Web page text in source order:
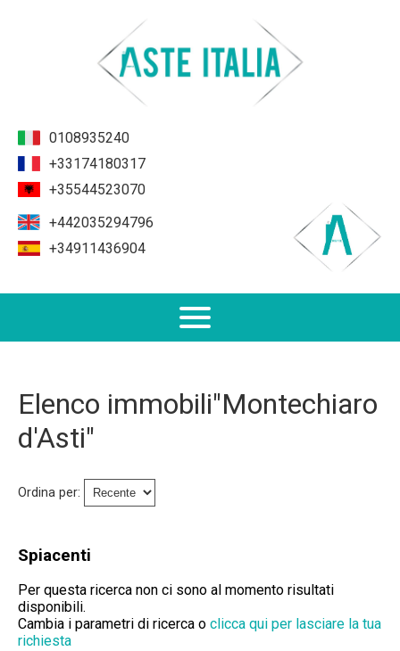
0108935240
+33174180317
+35544523070
+442035294796
+34911436904
Immobili Preasta
Immobili All'asta
Chi Siamo
Servizi
Contatti
Elenco immobili"Montechiaro
d'Asti"
Ordina per:
Spiacenti
Per questa ricerca non ci sono al momento risultati
disponibili.
Cambia i parametri di ricerca o clicca qui per lasciare la tua
richiesta